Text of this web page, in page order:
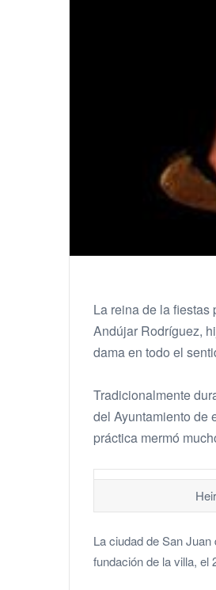
La reina de la
Andújar Rodríguez,
dama en todo el
Tradicionalmente
del Ayuntamiento de
práctica mermó
La ciudad de San
fundación de la villa, el